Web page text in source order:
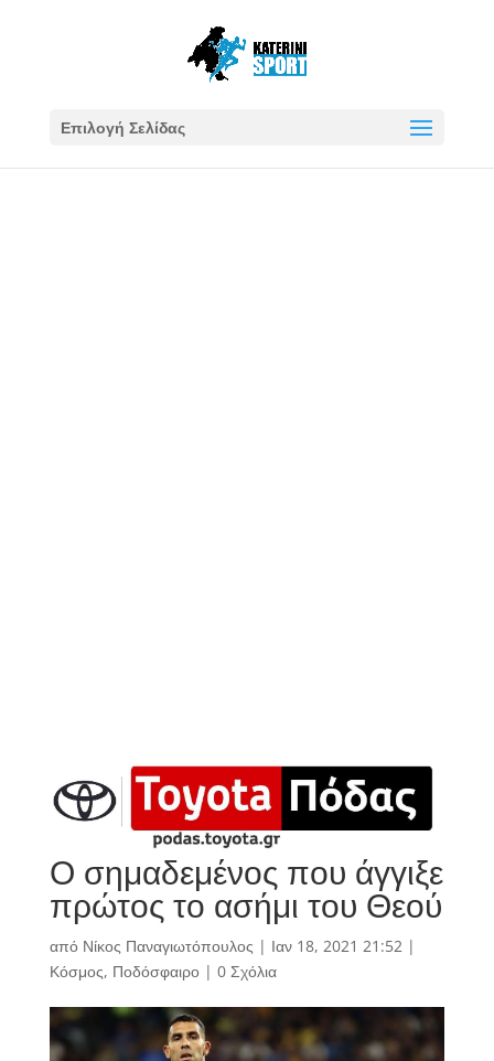
Επιλογή Σελίδας
Ο σημαδεμένος που άγγιξε
πρώτος το ασήμι του Θεού
από Νίκος Παναγιωτόπουλος | Ιαν 18, 2021 21:52|
Κόσμος, Ποδόσφαιρο| 0 Σχόλια